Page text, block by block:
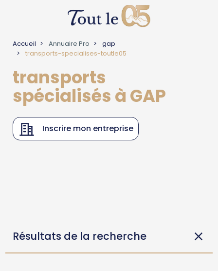
Accueil Annuaire Pro
gap
transports-specialises-toutle05
transports
spécialisés à GAP
Inscrire mon entreprise
Résultats de la recherche